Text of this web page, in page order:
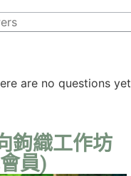
are no questions yet
鉤織工作坊
員)